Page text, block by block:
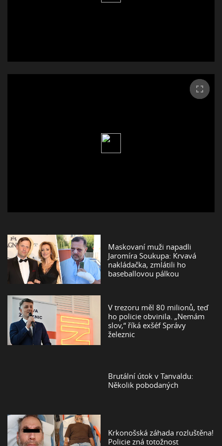
Maskovaní muži napadli
Jaromíra Soukupa: Krvavá
nakládačka, zmlátili ho
baseballovou pálkou
V trezoru měl 80 milionů, teď
ho policie obvinila. „Nemám
slov,“ říká exšéf Správy
železnic
Brutální útok v Tanvaldu:
Několik pobodaných
Krkonošská záhada rozluštěna!
Policie zná totožnost